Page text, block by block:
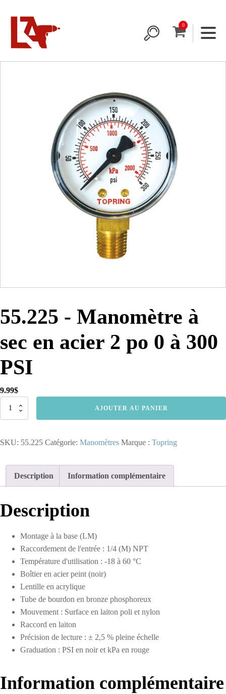
55.225 - Manomètre à
sec en acier 2 po 0 à 300
PSI
9.99$
quantité
Manomètre
AJOUTER AU PANIER
SKU: 55.225 Catégorie: Manomètres Marque : Topring
Description Information complémentaire
Description
Montage à la base (LM)
Raccordement de l'entrée : 1/4 (M) NPT
Température d'utilisation : -18 à 60 °C
Boîtier en acier peint (noir)
Lentille en acrylique
Tube de bourdon en bronze phosphoreux
Mouvement : Surface en laiton poli et nylon
Raccord en laiton
Précision de lecture : ± 2,5 % pleine échelle
Graduation : PSI en noir et kPa en rouge
Information complémentaire